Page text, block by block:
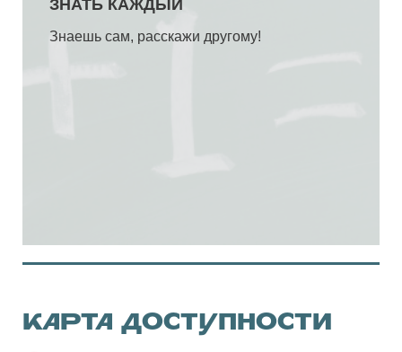
КАРТА ДОСТУПНОСТИ